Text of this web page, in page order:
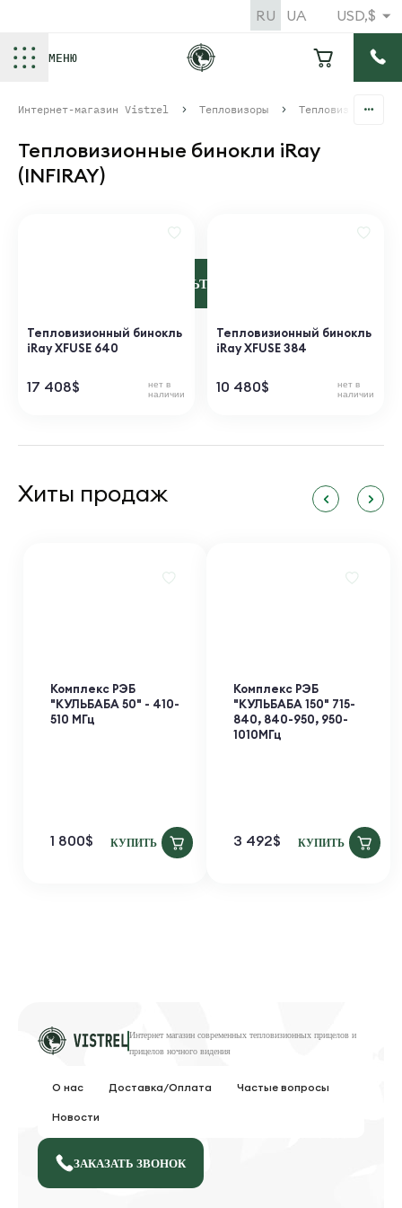
USD,$
RU UA
МЕНЮ
Интернет-магазин Vistrel Тепловизоры Тепловизионные
Тепловизионные бинокли iRay
(INFIRAY)
ФИЛЬТРЫ
Тепловизионный бинокль
iRay XFUSE 640
17 408$
нет в
наличии
Тепловизионный бинокль
iRay XFUSE 384
10 480$
нет в
наличии
Хиты продаж
Комплекс РЭБ
"КУЛЬБАБА 50" - 410-
510 МГц
1 800$ КУПИТЬ
Комплекс РЭБ
"КУЛЬБАБА 150" 715-
840, 840-950, 950-
1010МГц
3 492$ КУПИТЬ
Интернет магазин современных тепловизионныхприцелов и
прицелов ночного видения
О нас Доставка/Оплата Частые вопросы
Новости
ЗАКАЗАТЬ ЗВОНОК